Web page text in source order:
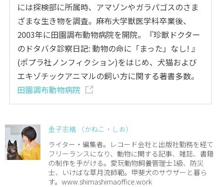
には探検部に所属時、アマゾンやガラパゴスのさま
ざまな生き物を調査。麻布大学獣医学科卒業後、
2003年に田園調布動物病院を開院。『珍獣ドクター
のドタバタ診察日記: 動物の命に「まった」なし! 』
(ポプラ社ノンフィクション)をはじめ、犬猫および
エキゾチックアニマルの飼い方に関する著書多数。
田園調布動物病院
金子志緒 （かねこ・しお）
ライター・編集者。レコード会社と出版社勤務を経て
フリーランスになり、動物に関する記事、雑誌、書籍
の制作を手がける。愛玩動物飼養管理士1級、防災
士、いけばな草月流師範。甲斐犬のサウザーと暮ら
す。www.shimashimaoffice.work